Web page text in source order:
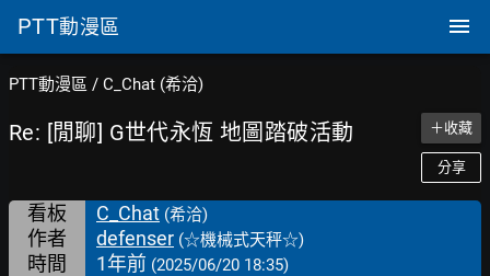
PTT動漫區
PTT動漫區 / C_Chat (希洽)
Re: [閒聊] G世代永恆 地圖踏破活動 ＋收藏
分享
看板 C_Chat (希洽)
作者 defenser (☆機械式天秤☆)
時間 1年前 (2025/06/20 18:35)